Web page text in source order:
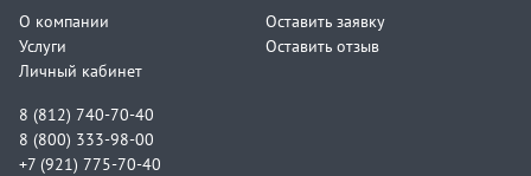
О компании
Услуги
Личный кабинет
Оставить заявку
Оставить отзыв
8 (812) 740-70-40
8 (800) 333-98-00
+7 (921) 775-70-40